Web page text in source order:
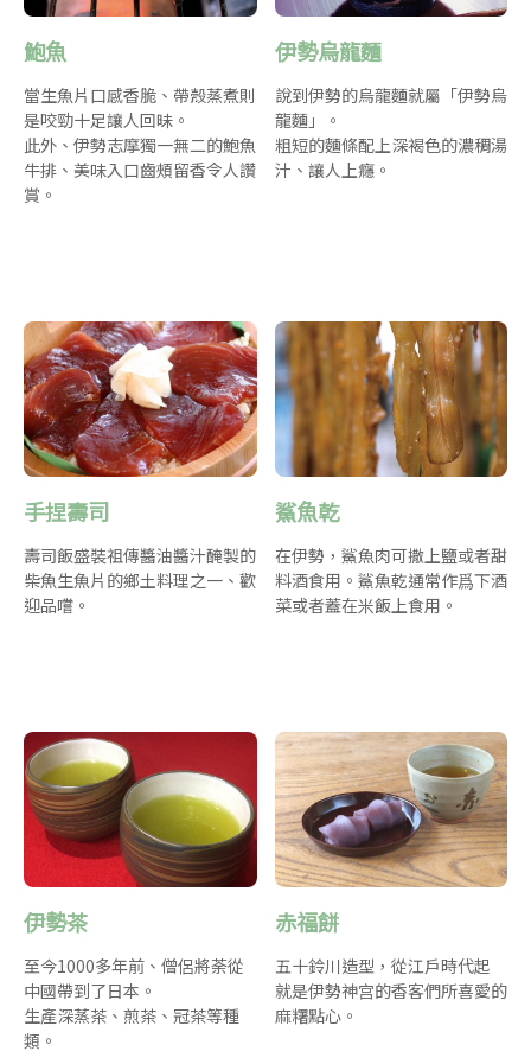
鮑魚
當生魚片口感香脆、帶殼蒸煮則
是咬勁十足讓人回昧。
此外、伊勢志摩獨一無二的鮑魚
牛排、美味入口齒頰留香令人讚
賞。
伊勢烏龍麵
說到伊勢的烏龍麵就屬「伊勢烏
龍麵」。
粗短的麵條配上深褐色的濃稠湯
汁、讓人上癮。
手捏壽司
壽司飯盛裝祖傳醬油醬汁醃製的
柴魚生魚片的鄉土料理之一、歡
迎品嚐。
鯊魚乾
在伊勢，鯊魚肉可撒上鹽或者甜
料酒食用。鯊魚乾通常作爲下酒
菜或者蓋在米飯上食用。
伊勢茶
至今1000多年前、僧侶將荼從
中國帶到了日本。
生產深蒸茶、煎茶、冠茶等種
類。
赤福餅
五十鈴川造型，從江戶時代起
就是伊勢神宫的香客們所喜愛的
麻糬點心。